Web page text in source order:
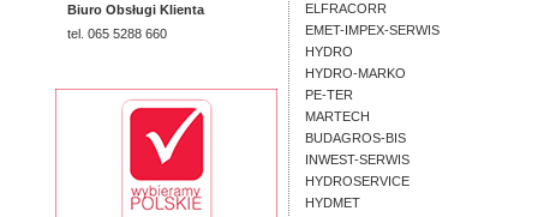
ELFRACORR
EMET-IMPEX-SERWIS
HYDRO
HYDRO-MARKO
PE-TER
MARTECH
BUDAGROS-BIS
INWEST-SERWIS
HYDROSERVICE
HYDMET
Biuro Obsługi Klienta
tel. 065 5288 660